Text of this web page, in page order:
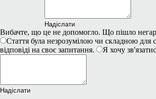
Надіслати
Вибачте, що це не допомогло. Що пішло
Стаття була незрозумілою чи складною для
відповіді на своє запитання.
Я хочу
Надіслати